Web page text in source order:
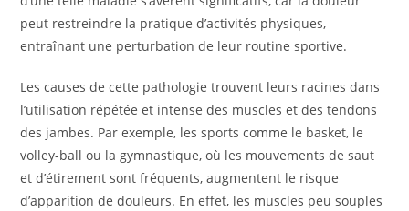
peut restreindre la pratique d’activités physiques,
entraînant une perturbation de leur routine sportive.
Les causes de cette pathologie trouvent leurs racines dans
l’utilisation répétée et intense des muscles et des tendons
des jambes. Par exemple, les sports comme le basket, le
volley-ball ou la gymnastique, où les mouvements de saut
et d’étirement sont fréquents, augmentent le risque
d’apparition de douleurs. En effet, les muscles peu souples